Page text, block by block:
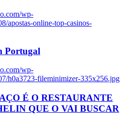
wp-
apostas-online-top-casinos-
Portugal
wp-
h0a3723-fileminimizer-335x256.jpg
É O RESTAURANTE
QUE O VAI BUSCAR